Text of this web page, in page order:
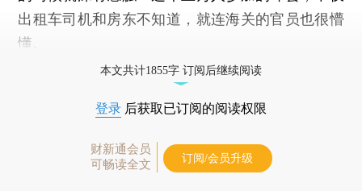
出租车司机和房东不知道，就连海关的官员也很懵
懂。
本文共计1855字 订阅后继续阅读
登录 后获取已订阅的阅读权限
财新通会员
可畅读全文
订阅/会员升级